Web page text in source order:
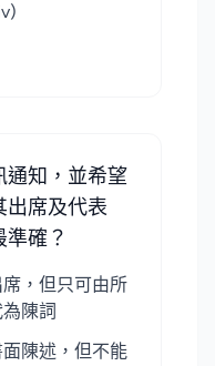
通知，並希望
出席及代表
確？
，但只可由所
陳詞
陳述，但不能